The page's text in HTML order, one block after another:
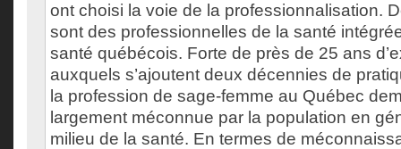
ont choisi la voie de la professionnalisation.
sont des professionnelles de la santé
santé québécois. Forte de près de 25 ans
auxquels s’ajoutent deux décennies de
la profession de sage-femme au Québec
largement méconnue par la population en
milieu de la santé. En termes de